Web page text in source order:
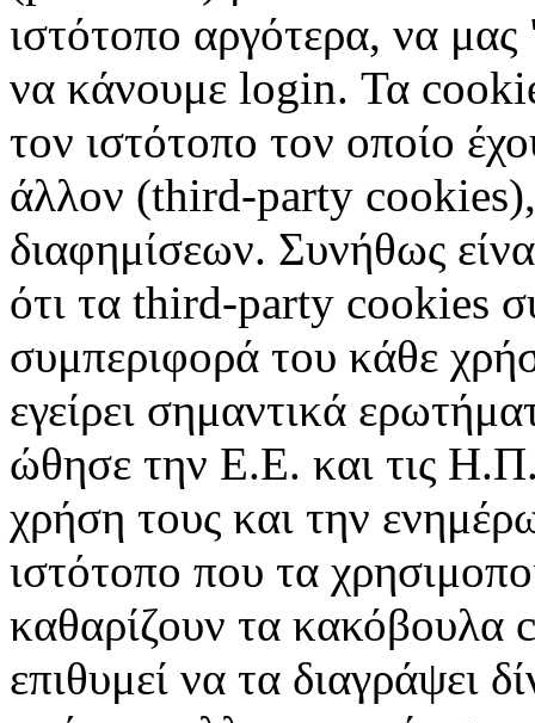
ιστότοπο αργότερα, να μας
να κάνουμε login. Τα
τον ιστότοπο τον οποίο
άλλον (third-party
διαφημίσεων. Συνήθως
ότι τα third-party cookies
συμπεριφορά του κάθε
εγείρει σημαντικά
ώθησε την Ε.Ε. και τις
χρήση τους και την
ιστότοπο που τα
καθαρίζουν τα κακόβουλα
επιθυμεί να τα διαγράψει